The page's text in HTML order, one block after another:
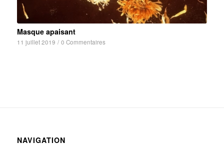
Masque apaisant
11 juillet 2019 / 0 Commentaires
NAVIGATION